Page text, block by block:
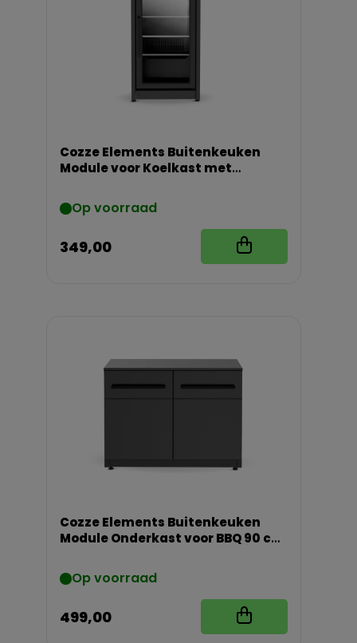
Cozze Elements Buitenkeuken
Module voor Koelkast met
Op voorraad
349,00
Cozze Elements Buitenkeuken
Module Onderkast voor BBQ 90 cm
Op voorraad
499,00